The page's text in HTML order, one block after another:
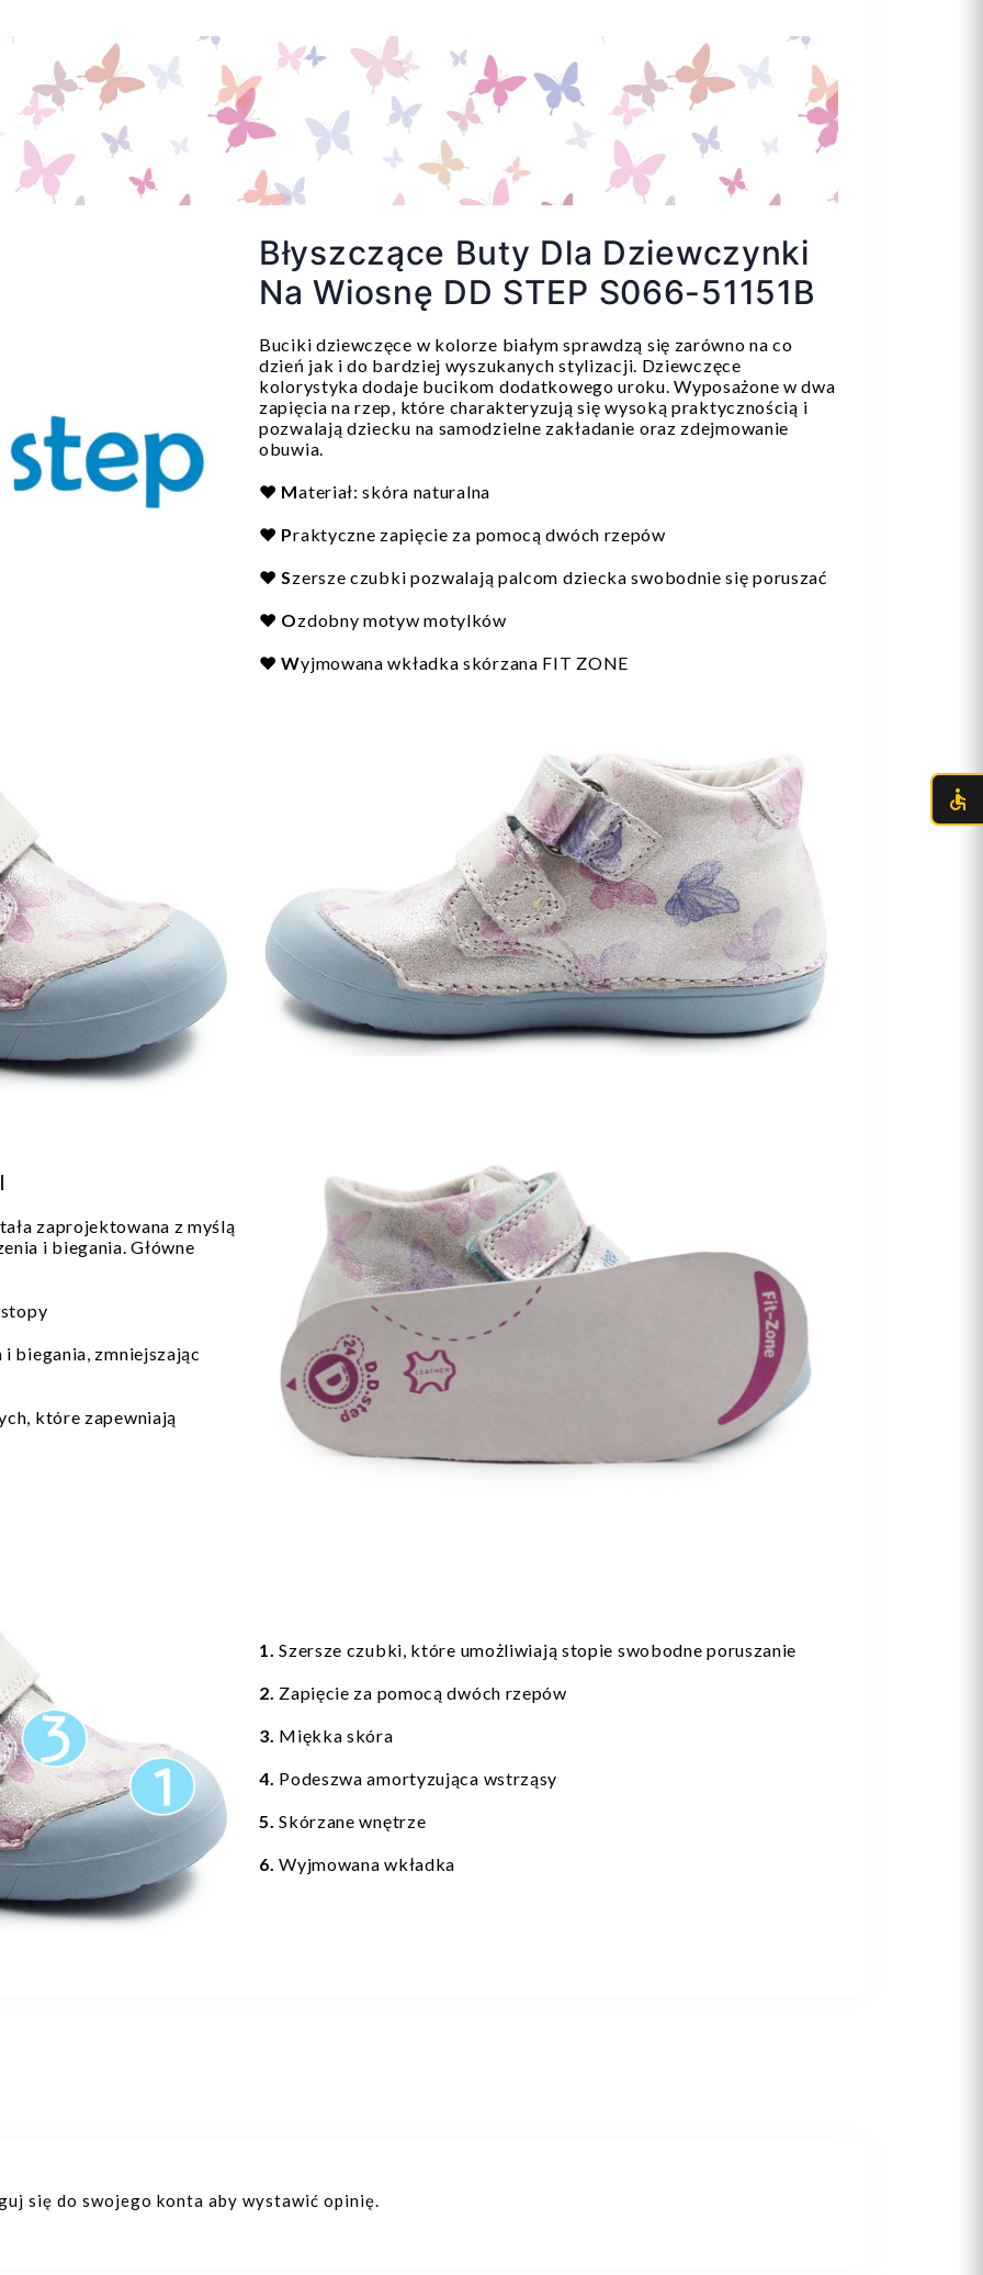
Błyszczące Buty Dla Dziewczynki
Na Wiosnę DD STEP S066-51151B
Buciki dziewczęce w kolorze białym sprawdzą się zarówno na co
dzień jak i do bardziej wyszukanych stylizacji. Dziewczęce
kolorystyka dodaje bucikom dodatkowego uroku. Wyposażone w dwa
zapięcia na rzep, które charakteryzują się wysoką praktycznością i
pozwalają dziecku na samodzielne zakładanie oraz zdejmowanie
obuwia.
❤️ Materiał: skóra naturalna
❤️ Praktyczne zapięcie za pomocą dwóch rzepów
❤️Szersze czubki pozwalają palcom dziecka swobodnie się poruszać
❤️ Ozdobny motyw motylków
❤️Wyjmowana wkładka skórzana FIT ZONE
zaprojektowana z myślą
i biegania. Główne
biegania, zmniejszając
które zapewniają
1. Szersze czubki, które umożliwiają stopie swobodne poruszanie
2. Zapięcie za pomocą dwóch rzepów
3. Miękka skóra
4. Podeszwa amortyzująca wstrząsy
5.Skórzane wnętrze
6.Wyjmowana wkładka
się do swojego konta aby wystawić opinię.